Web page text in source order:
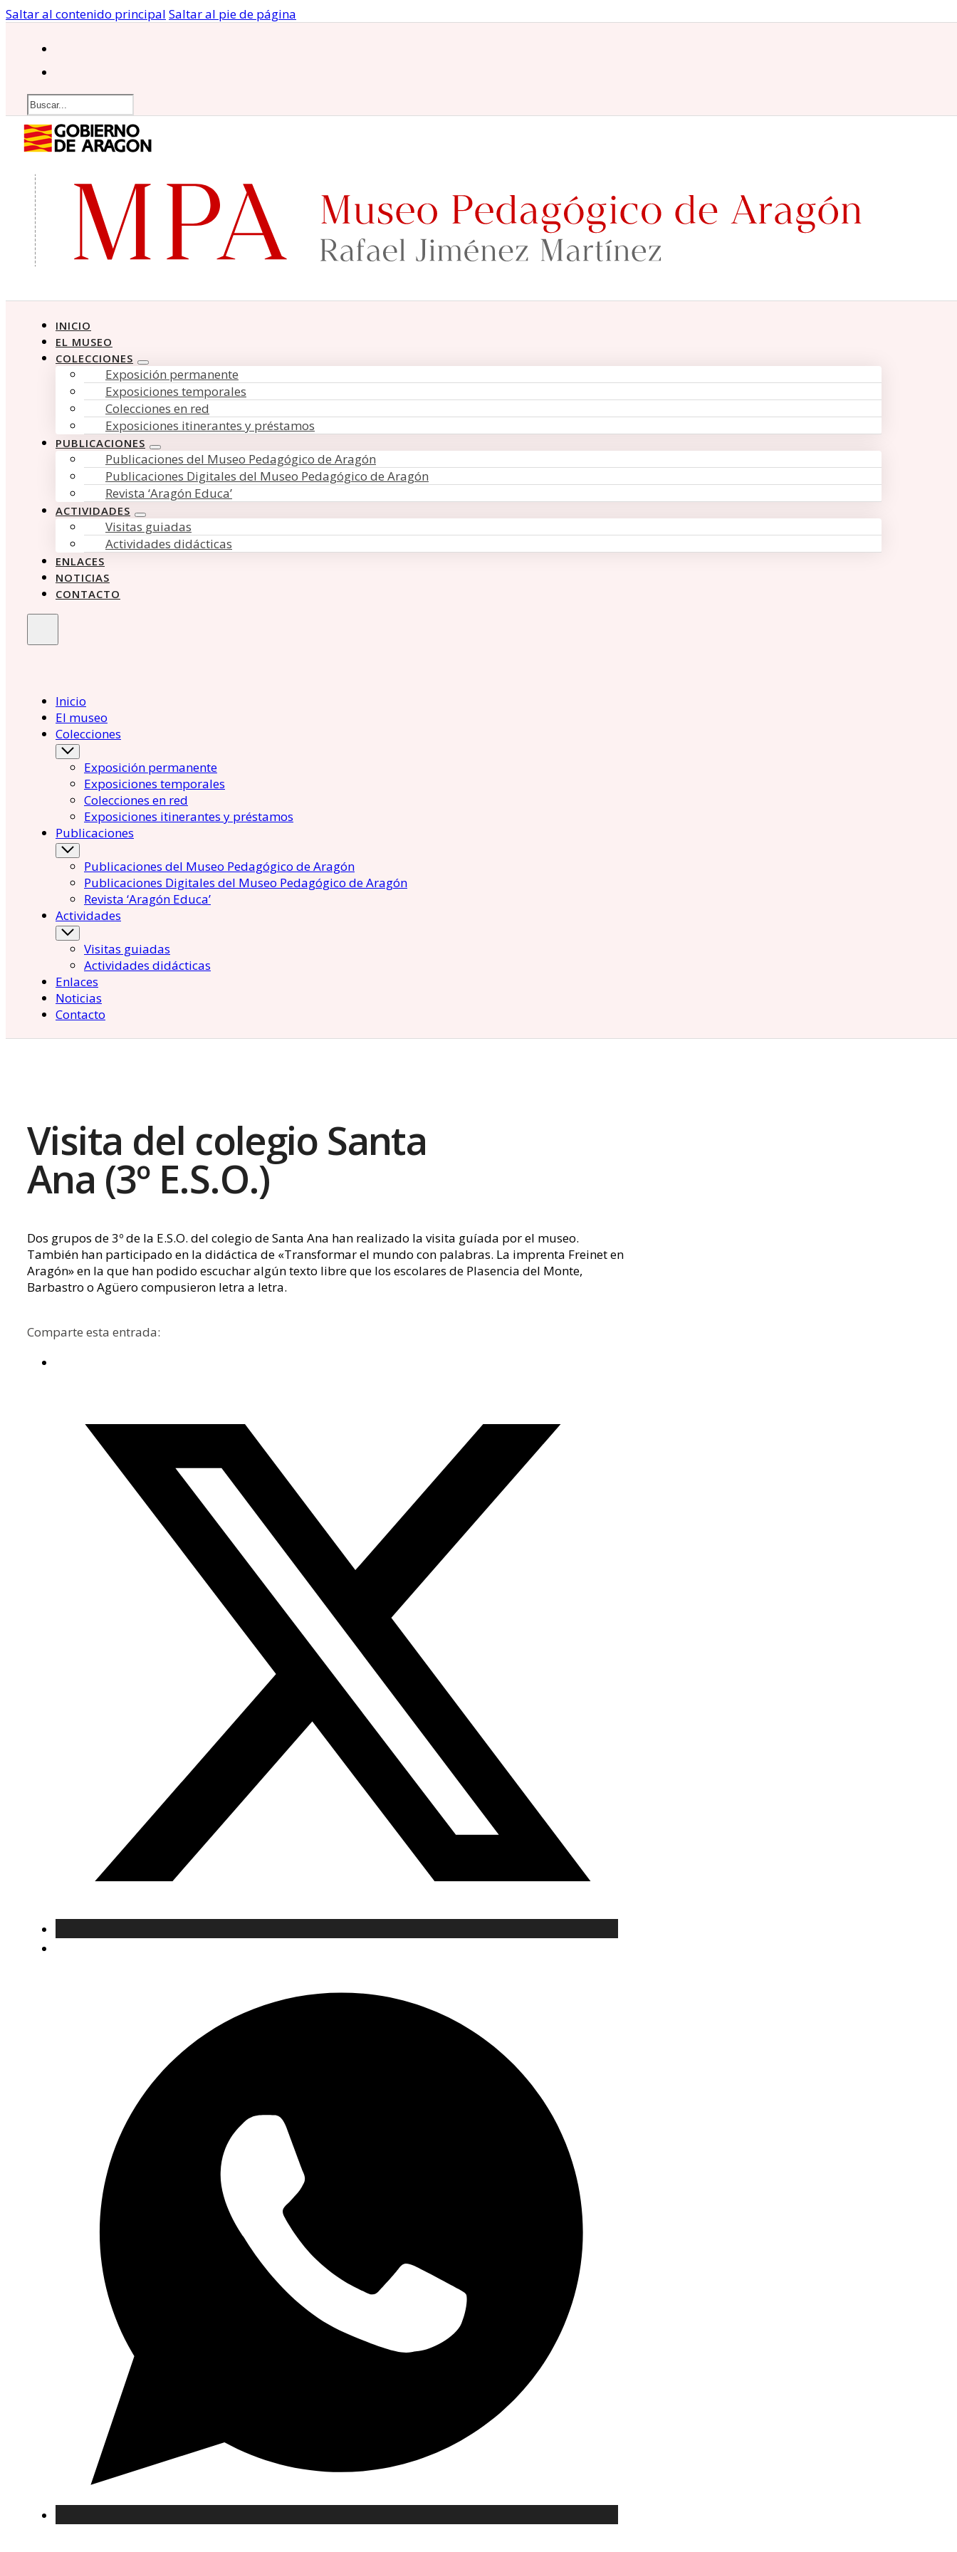
Saltar al contenido principal Saltar al pie de página
Buscar
INICIO
EL MUSEO
COLECCIONES
Exposición permanente
Exposiciones temporales
Colecciones en red
Exposiciones itinerantes y préstamos
PUBLICACIONES
Publicaciones del Museo Pedagógico de Aragón
Publicaciones Digitales del Museo Pedagógico de Aragón
Revista ‘Aragón Educa’
ACTIVIDADES
Visitas guiadas
Actividades didácticas
ENLACES
NOTICIAS
CONTACTO
Inicio
El museo
Colecciones
Exposición permanente
Exposiciones temporales
Colecciones en red
Exposiciones itinerantes y préstamos
Publicaciones
Publicaciones del Museo Pedagógico de Aragón
Publicaciones Digitales del Museo Pedagógico de Aragón
Revista ‘Aragón Educa’
Actividades
Visitas guiadas
Actividades didácticas
Enlaces
Noticias
Contacto
Visita del colegio Santa
Ana (3º E.S.O.)
Dos grupos de 3º de la E.S.O. del colegio de Santa Ana han realizado la visita guíada por el museo.
También han participado en la didáctica de «Transformar el mundo con palabras. La imprenta Freinet en
Aragón» en la que han podido escuchar algún texto libre que los escolares de Plasencia del Monte,
Barbastro o Agüero compusieron letra a letra.
Comparte esta entrada: